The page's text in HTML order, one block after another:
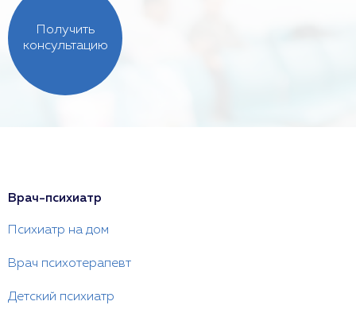
Получить
консультацию
Врач-психиатр
Психиатр на дом
Врач психотерапевт
Детский психиатр